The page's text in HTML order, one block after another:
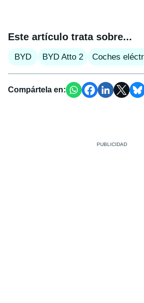
Este artículo trata sobre...
BYD BYD Atto 2 Coches
Compártela en: